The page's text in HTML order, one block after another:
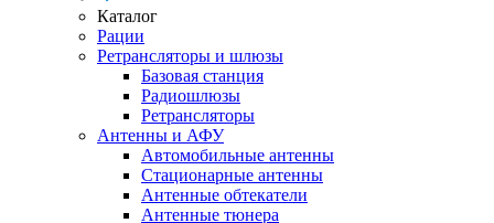
Каталог
Рации
Ретрансляторы и шлюзы
Базовая станция
Радиошлюзы
Ретрансляторы
Антенны и АФУ
Автомобильные антенны
Стационарные антенны
Антенные обтекатели
Антенные тюнера